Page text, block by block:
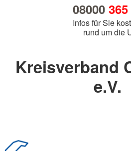
08000 365
Infos für Sie
rund um die
Kreisverband
e.V.